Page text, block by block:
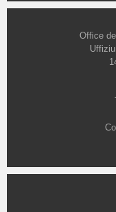
Office